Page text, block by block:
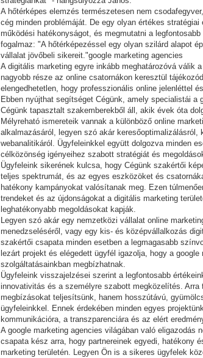
A hőtérképes elemzés természetesen nem
cég minden problémáját. De egy olyan értékes
működési hatékonyságot, és megmutatni a
fogalmaz: "A hőtérképezéssel egy olyan szilárd alapot
vállalat jövőbeli sikereit."google marketing agencies
A digitális marketing egyre inkább meghatározóvá válik
nagyobb része az online csatornákon keresztül
elengedhetetlen, hogy professzionális online jelenléttel
Ebben nyújthat segítséget Cégünk, amely specialistái a
Cégünk tapasztalt szakemberekből áll, akik évek óta
Mélyreható ismereteik vannak a különböző online
alkalmazásáról, legyen szó akár keresőoptimalizálásról,
webanalitikáról. Ügyfeleinkkel együtt dolgozva minden
célközönség igényeihez szabott stratégiát és
Ügyfeleink sikerének kulcsa, hogy Cégünk szakértői
teljes spektrumát, és az egyes eszközöket és
hatékony kampányokat valósítanak meg. Ezen
trendeket és az újdonságokat a digitális marketing
leghatékonyabb megoldásokat kapják.
Legyen szó akár egy nemzetközi vállalat online
menedzseléséről, vagy egy kis- és középvállalkozás
szakértői csapata minden esetben a legmagasabb
lezárt projekt és elégedett ügyfél igazolja, hogy a
szolgáltatásainkban megbízhatnak.
Ügyfeleink visszajelzései szerint a legfontosabb
innovativitás és a személyre szabott megközelítés.
megbízásokat teljesítsünk, hanem hosszútávú,
ügyfeleinkkel. Ennek érdekében minden egyes
kommunikációra, a transzparenciára és az elért
A google marketing agencies világában való eligazodás
csapata kész arra, hogy partnereinek egyedi, hatékony
marketing területén. Legyen Ön is a sikeres ügyfelek